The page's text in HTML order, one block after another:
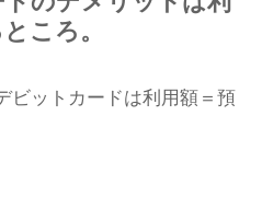
ころ。
ビットカードは利用額＝預